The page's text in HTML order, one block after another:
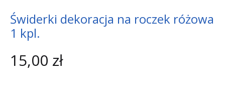
Świderki dekoracja na roczek różowa
1 kpl.
15,00 zł